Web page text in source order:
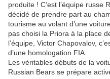
produite ! C’est l’équipe russe
décidé de prendre part au
tourisme au volant d’une
pas choisi la Priora à la place
l’équipe, Victor Chapovalov,
d’une homologation FIA.
Les véritables débuts de la
Russian Bears se prépare